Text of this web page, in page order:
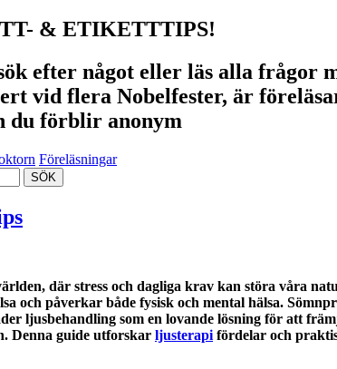
& ETIKETTTIPS!
efter något eller läs alla frågor
vid flera Nobelfester, är
du förblir anonym
Föreläsningar
där stress och dagliga krav kan störa våra
och påverkar både fysisk och mental hälsa.
ljusbehandling som en lovande lösning för att
Denna guide utforskar ljusterapi fördelar och